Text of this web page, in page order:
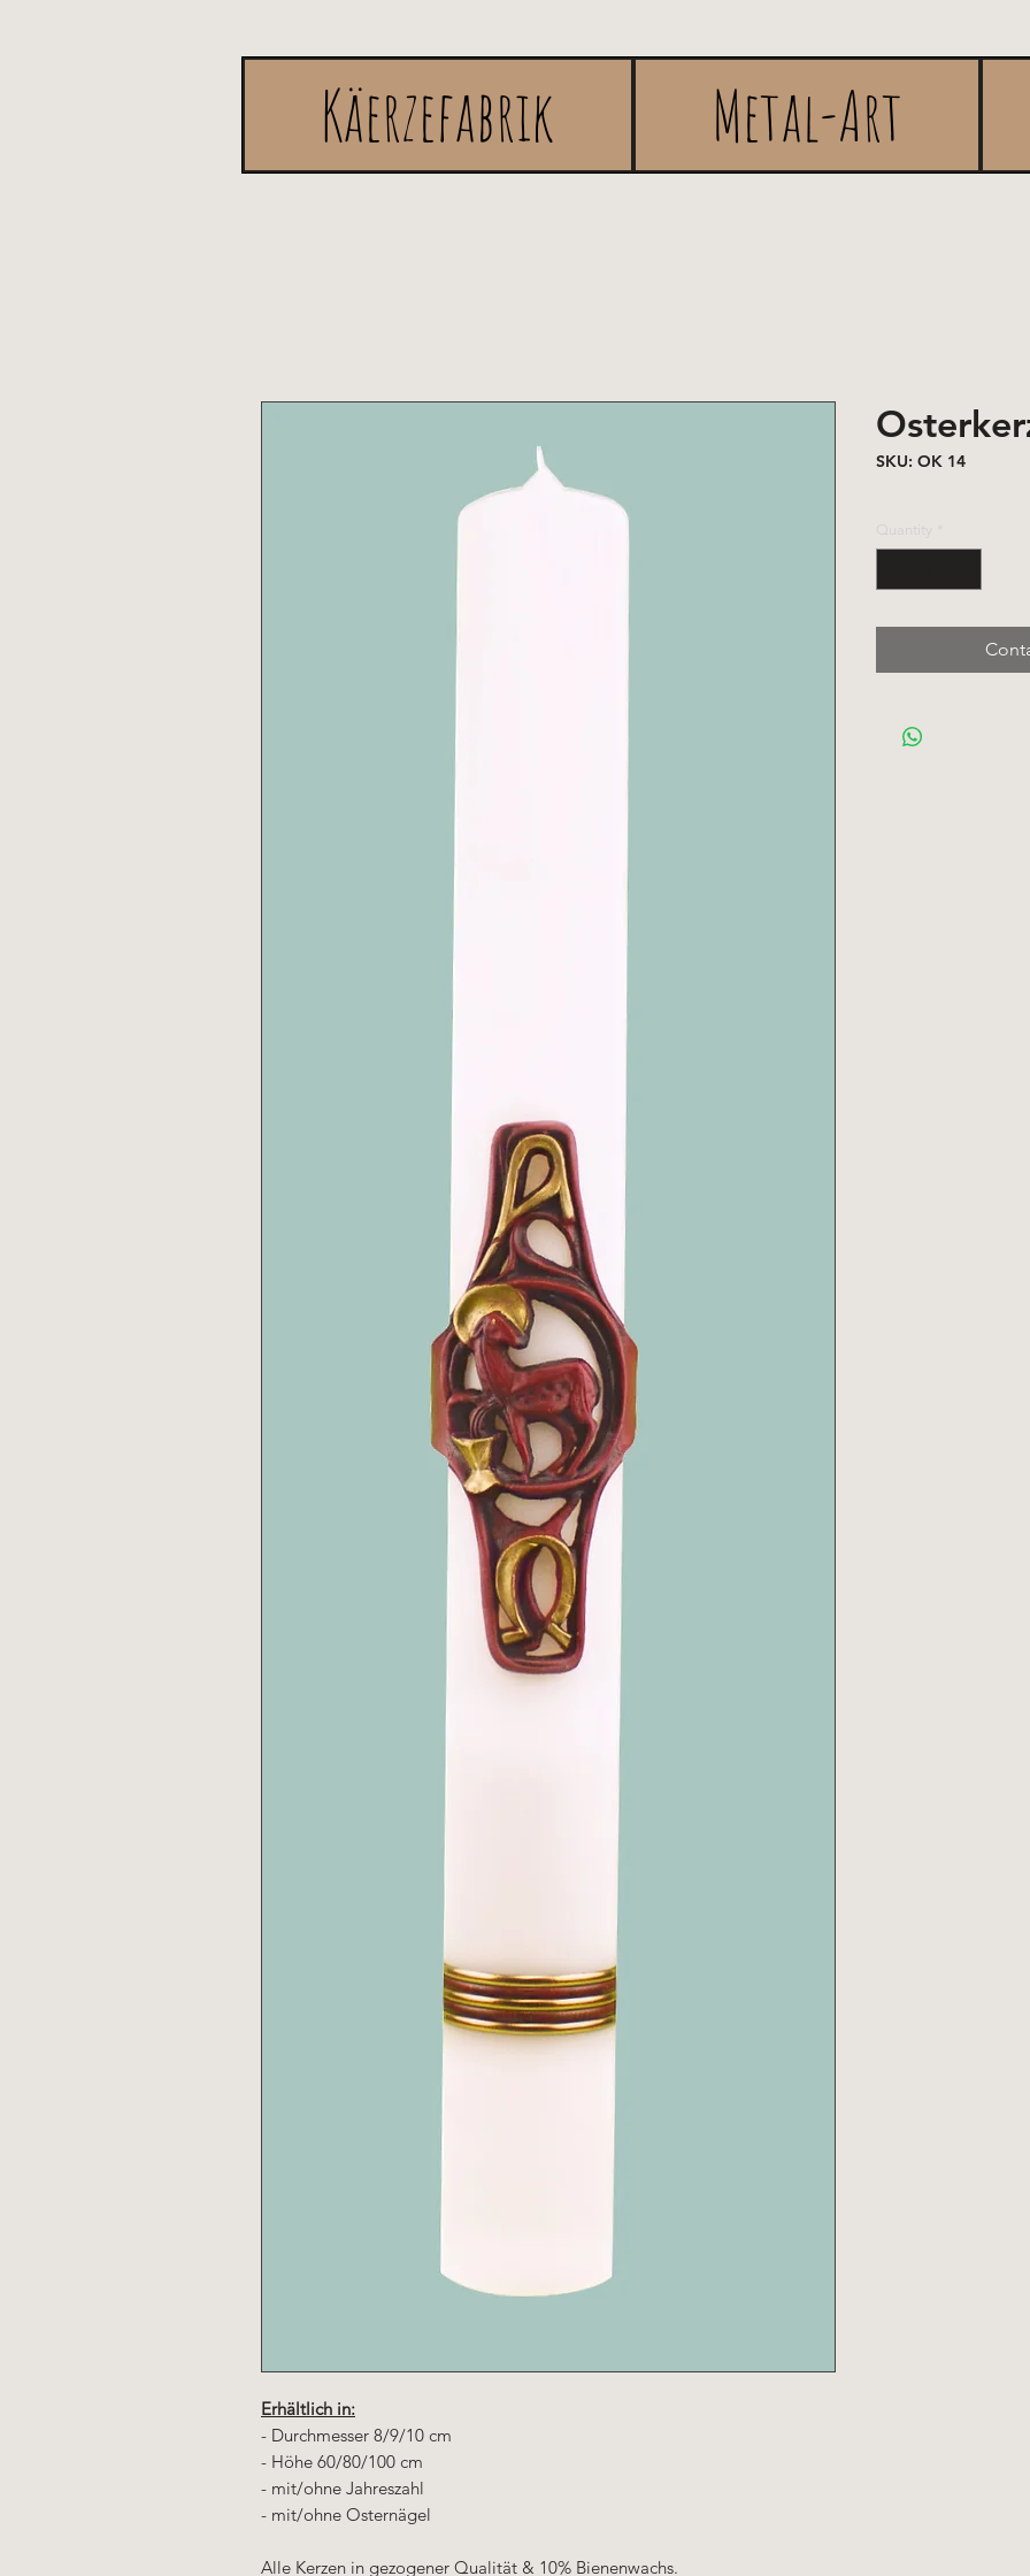
Käerzefabrik Metal-Art
Erhältlich in:
- Durchmesser 8/9/10 cm
- Höhe 60/80/100 cm
- mit/ohne Jahreszahl
- mit/ohne Osternägel
Alle Kerzen in gezogener Qualität & 10% Bienenwachs.
SKU: OK 14
Quantity